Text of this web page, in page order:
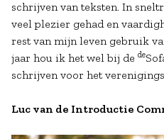
schrijven van teksten. In
veel plezier gehad en
rest van mijn leven gebruik
jaar hou ik het wel bij de de
schrijven voor het
Luc van de Introductie